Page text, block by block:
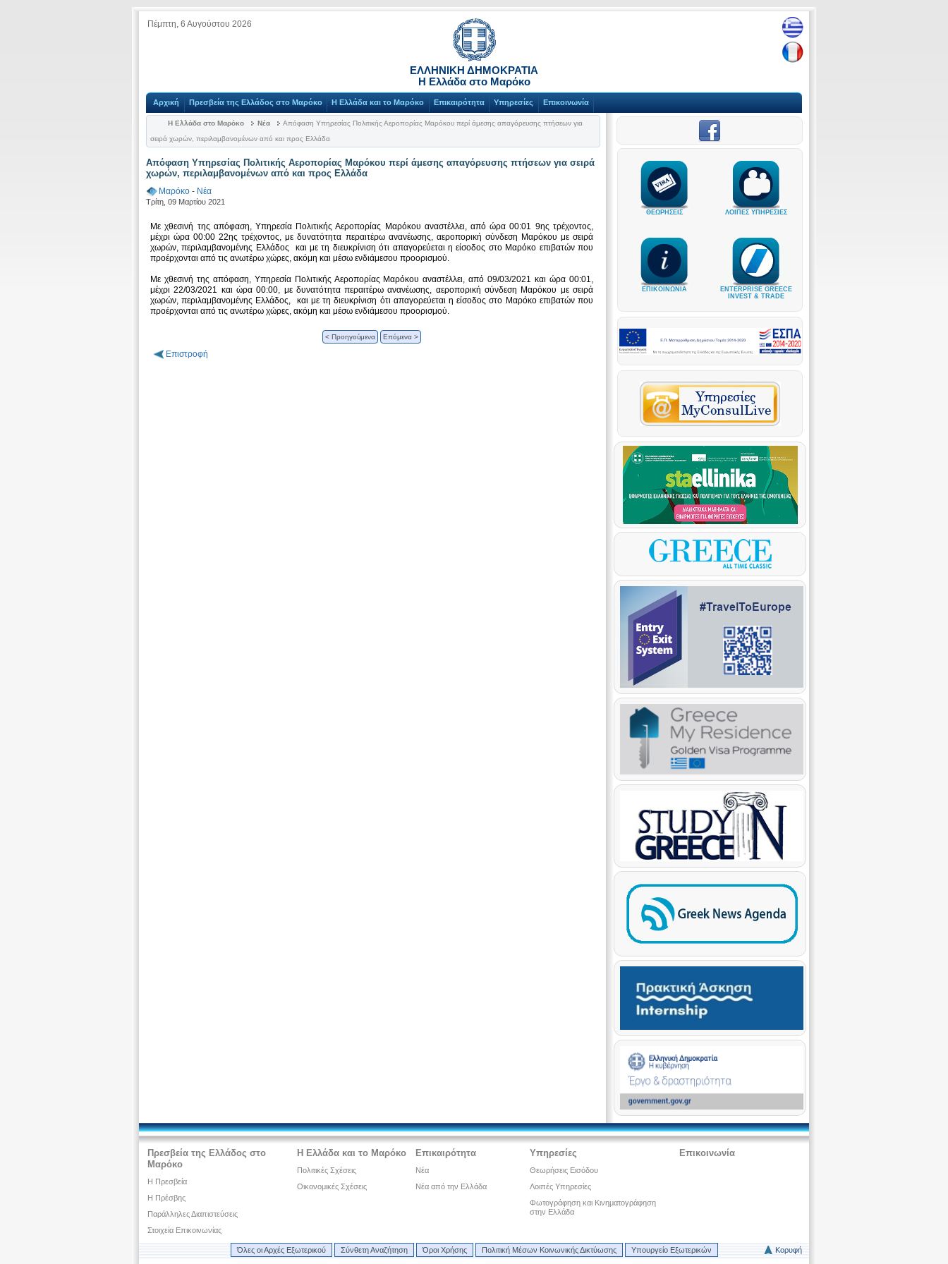
Πέμπτη, 6 Αυγούστου 2026
ΕΛΛΗΝΙΚΗ ΔΗΜΟΚΡΑΤΙΑ
Η Ελλάδα στο Μαρόκο
Αρχική Πρεσβεία της Ελλάδος στο Μαρόκο Η Ελλάδα και το Μαρόκο Επικαιρότητα Υπηρεσίες Επικοινωνία
Η Ελλάδα στο Μαρόκο Νέα
Απόφαση Υπηρεσίας Πολιτικής Αεροπορίας Μαρόκου περί άμεσης απαγόρευσης πτήσεων για
σειρά χωρών, περιλαμβανομένων από και προς Ελλάδα
Απόφαση Υπηρεσίας Πολιτικής Αεροπορίας Μαρόκου περί άμεσης απαγόρευσης πτήσεων για σειρά
χωρών, περιλαμβανομένων από και προς Ελλάδα
Μαρόκο - Νέα
Τρίτη, 09 Μαρτίου 2021
Με χθεσινή της απόφαση, Υπηρεσία Πολιτικής Αεροπορίας Μαρόκου αναστέλλει, από ώρα 00:01 9ης τρέχοντος,
μέχρι ώρα 00:00 22ης τρέχοντος, με δυνατότητα περαιτέρω ανανέωσης, αεροπορική σύνδεση Μαρόκου με σειρά
χωρών, περιλαμβανομένης Ελλάδος και με τη διευκρίνιση ότι απαγορεύεται η είσοδος στο Μαρόκο επιβατών που
προέρχονται από τις ανωτέρω χώρες, ακόμη και μέσω ενδιάμεσου προορισμού.
Με χθεσινή της απόφαση, Υπηρεσία Πολιτικής Αεροπορίας Μαρόκου αναστέλλει, από 09/03/2021 και ώρα 00:01,
μέχρι 22/03/2021 και ώρα 00:00, με δυνατότητα περαιτέρω ανανέωσης, αεροπορική σύνδεση Μαρόκου με σειρά
χωρών, περιλαμβανομένης Ελλάδος, και με τη διευκρίνιση ότι απαγορεύεται η είσοδος στο Μαρόκο επιβατών που
προέρχονται από τις ανωτέρω χώρες, ακόμη και μέσω ενδιάμεσου προορισμού.
< Προηγούμενα Επόμενα >
Επιστροφή
ΘΕΩΡΗΣΕΙΣ ΛΟΙΠΕΣ ΥΠΗΡΕΣΙΕΣ
ΕΠΙΚΟΙΝΩΝΙΑ
ENTERPRISE GREECE
INVEST & TRADE
Πρεσβεία της Ελλάδος στο
Μαρόκο
Η Πρεσβεία
Η Πρέσβης
Παράλληλες Διαπιστεύσεις
Στοιχεία Επικοινωνίας
Η Ελλάδα και το Μαρόκο
Πολιτικές Σχέσεις
Οικονομικές Σχέσεις
Επικαιρότητα
Νέα
Νέα από την Ελλάδα
Υπηρεσίες
Θεωρήσεις Εισόδου
Λοιπές Υπηρεσίες
Φωτογράφηση και Κινηματογράφηση
στην Ελλάδα
Επικοινωνία
Όλες οι Αρχές Εξωτερικού Σύνθετη Αναζήτηση Όροι Χρήσης Πολιτική Μέσων Κοινωνικής Δικτύωσης Υπουργείο Εξωτερικών Κορυφή